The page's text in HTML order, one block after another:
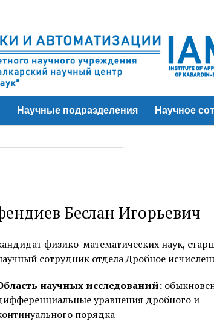
Научные подразделения Научное
Беслан Игорьевич
физико-математических наук,
сотрудник отдела Дробное
научных исследований:
уравнения дробного и
порядка